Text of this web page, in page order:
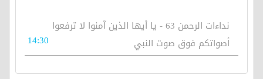
نداءات الرحمن 63 - يا أيها الذين آمنوا لا ترفعوا
أصواتكم فوق صوت النبي
14:30